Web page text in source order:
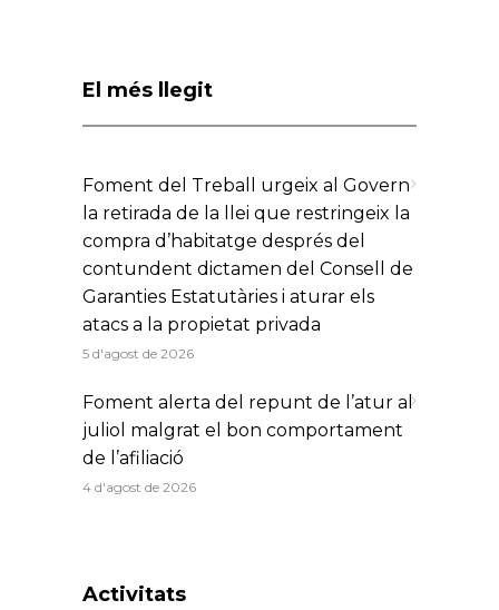
El més llegit
Foment del Treball urgeix al Govern
la retirada de la llei que restringeix la
compra d’habitatge després del
contundent dictamen del Consell de
Garanties Estatutàries i aturar els
atacs a la propietat privada
5 d'agost de 2026
Foment alerta del repunt de l’atur al
juliol malgrat el bon comportament
de l’afiliació
4 d'agost de 2026
Activitats